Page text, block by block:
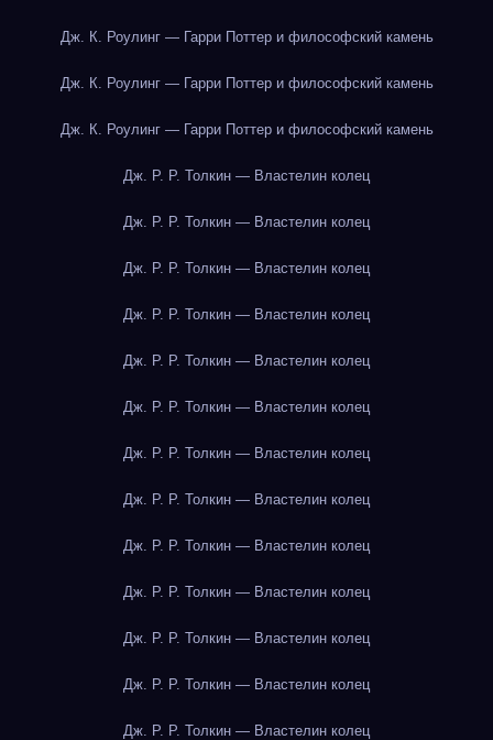
Дж. К. Роулинг — Гарри Поттер и философский камень
Дж. К. Роулинг — Гарри Поттер и философский камень
Дж. К. Роулинг — Гарри Поттер и философский камень
Дж. Р. Р. Толкин — Властелин колец
Дж. Р. Р. Толкин — Властелин колец
Дж. Р. Р. Толкин — Властелин колец
Дж. Р. Р. Толкин — Властелин колец
Дж. Р. Р. Толкин — Властелин колец
Дж. Р. Р. Толкин — Властелин колец
Дж. Р. Р. Толкин — Властелин колец
Дж. Р. Р. Толкин — Властелин колец
Дж. Р. Р. Толкин — Властелин колец
Дж. Р. Р. Толкин — Властелин колец
Дж. Р. Р. Толкин — Властелин колец
Дж. Р. Р. Толкин — Властелин колец
Дж. Р. Р. Толкин — Властелин колец